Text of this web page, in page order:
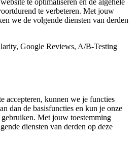
te optimaliseren en de algehele
te verbeteren. Met jouw
we de volgende diensten van derden
Google Reviews, A/B-Testing
accepteren, kunnen we je functies
dan de basisfuncties en kun je onze
Met jouw toestemming
diensten van derden op deze